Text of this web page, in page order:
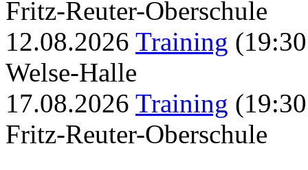
Fritz-Reuter-Oberschule
12.08.2026 Training
Welse-Halle
17.08.2026 Training
Fritz-Reuter-Oberschule